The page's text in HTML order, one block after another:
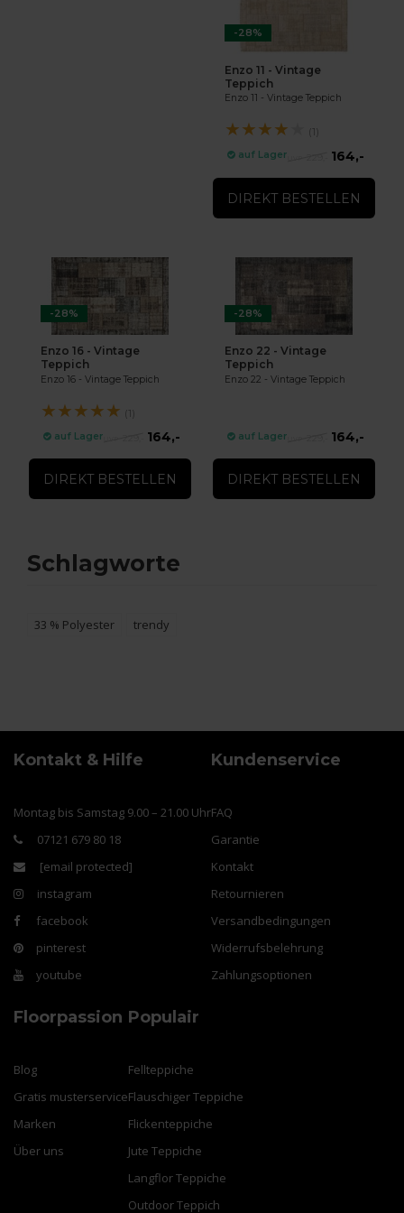
-28%
Enzo 11 - Vintage
Teppich
Enzo 11 - Vintage Teppich
★★★★ (1)
auf Lager 164,-
DIREKT BESTELLEN
-28%
Enzo 16 - Vintage
Teppich
Enzo 16 - Vintage Teppich
★★★★★ (1)
auf Lager 164,-
DIREKT BESTELLEN
-28%
Enzo 22 - Vintage
Teppich
Enzo 22 - Vintage Teppich
auf Lager 164,-
DIREKT BESTELLEN
Schlagworte
33 % Polyester trendy
Kontakt & Hilfe
Montag bis Samstag 9.00 – 21.00 Uhr
07121 679 80 18
[email protected]
instagram
facebook
pinterest
youtube
Kundenservice
FAQ
Garantie
Kontakt
Retournieren
Versandbedingungen
Widerrufsbelehrung
Zahlungsoptionen
Floorpassion
Blog
Gratis musterservice
Marken
Über uns
Populair
Fellteppiche
Flauschiger Teppiche
Flickenteppiche
Jute Teppiche
Langflor Teppiche
Outdoor Teppich